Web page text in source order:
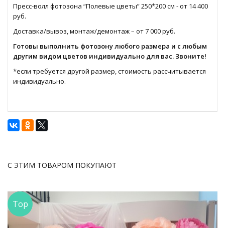
Пресс-волл фотозона “Полевые цветы” 250*200 см - от 14 400
руб.
Доставка/вывоз, монтаж/демонтаж – от 7 000 руб.
Готовы выполнить фотозону любого размера и с любым
другим видом цветов индивидуально для вас. Звоните!
*если требуется другой размер, стоимость рассчитывается
индивидуально.
С ЭТИМ ТОВАРОМ ПОКУПАЮТ
Top